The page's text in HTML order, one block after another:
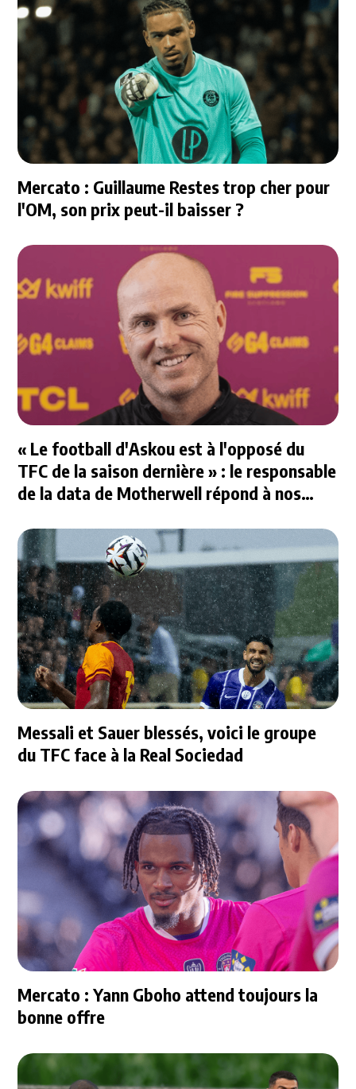
Mercato : Guillaume Restes trop cher pour
l'OM, son prix peut-il baisser ?
« Le football d'Askou est à l'opposé du
TFC de la saison dernière » : le responsable
de la data de Motherwell répond à nos
Messali et Sauer blessés, voici le groupe
du TFC face à la Real Sociedad
Mercato : Yann Gboho attend toujours la
bonne offre